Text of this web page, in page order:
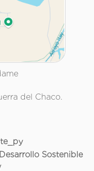
del Chaco.
Sostenible